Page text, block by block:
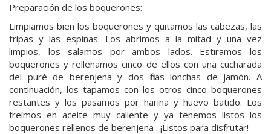
Preparación de los boquerones:
Limpiamos bien los boquerones y quitamos las cabezas, las
tripas y las espinas. Los abrimos a la mitad y una vez
limpios, los salamos por ambos lados. Estiramos los
boquerones y rellenamos cinco de ellos con una cucharada
del puré de berenjena y dos finas lonchas de jamón. A
continuación, los tapamos con los otros cinco boquerones
restantes y los pasamos por harina y huevo batido. Los
freímos en aceite muy caliente y ya tenemos listos los
boquerones rellenos de berenjena . ¡Listos para disfrutar!